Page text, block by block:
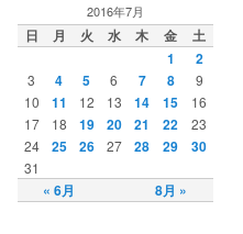
2016年7月
日 月 火 水 木 金 土
« 6月 8月 »
1 2
3 4 5 6 7 8
9
10
11 12 13 14 15
16
17
18 19 20 21 22
23
24
25 26 27 28 29 30
31